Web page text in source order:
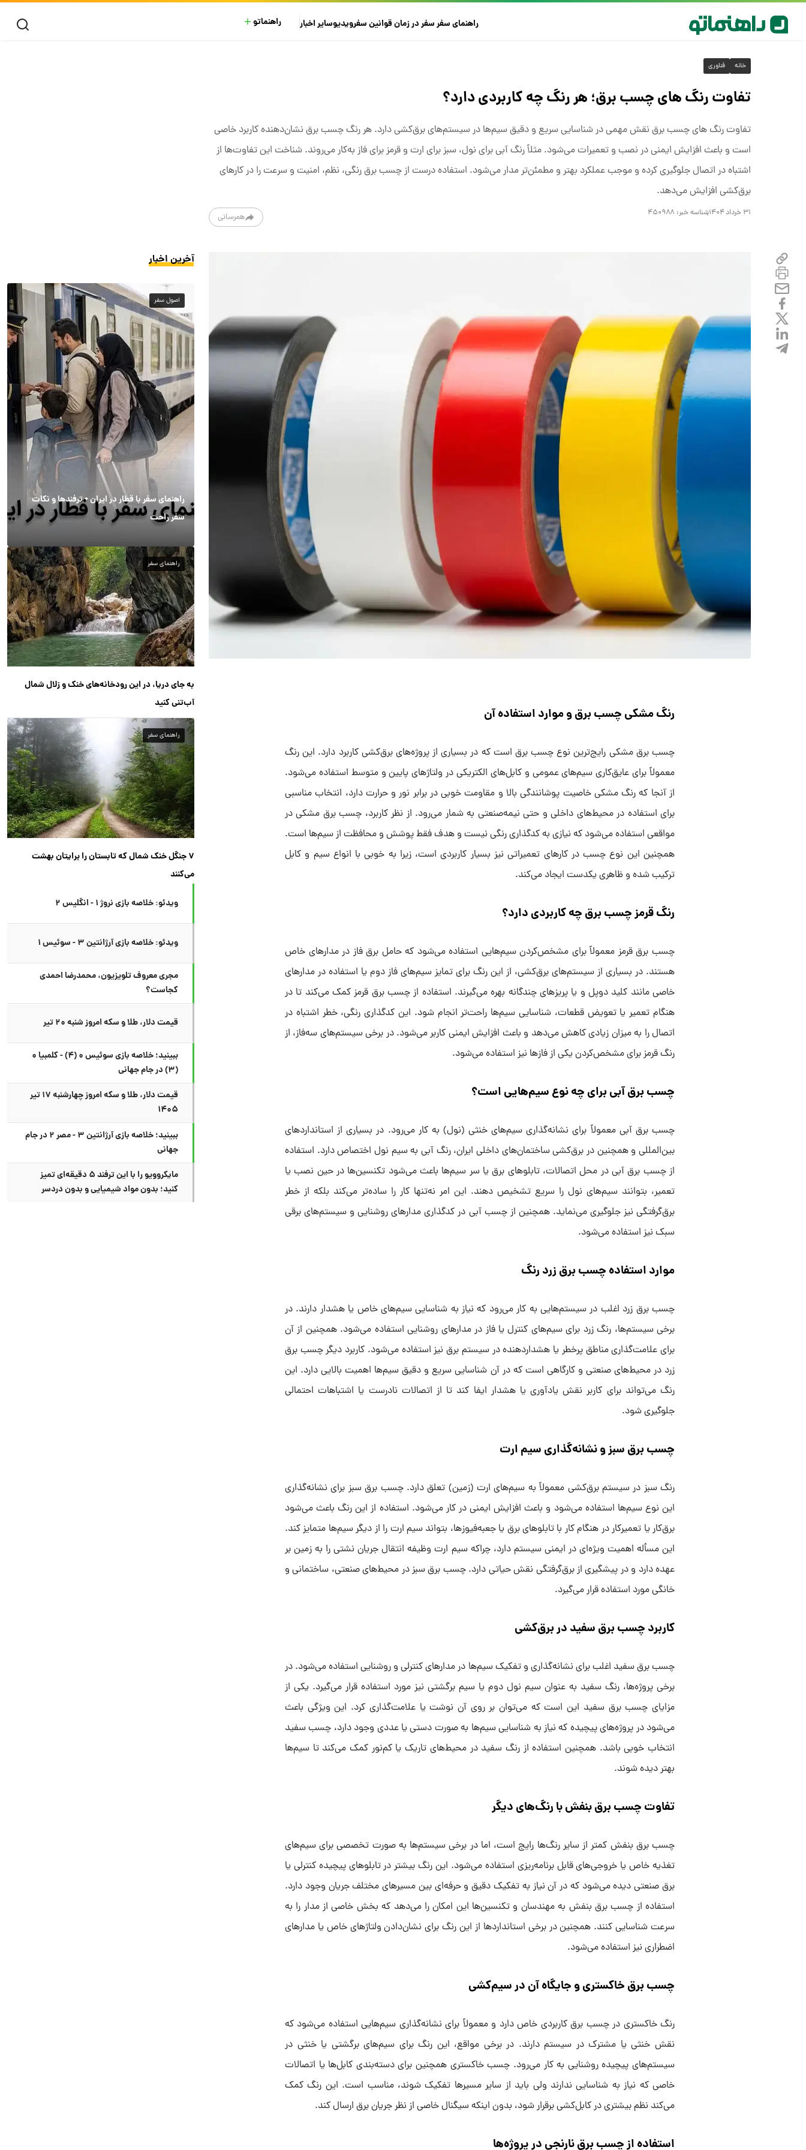
راهنمای سفرسفر در زمانقوانین سفرویدیوسایراخبار راهنماتو
خانه فناوری
تفاوت رنگ های چسب برق؛ هر رنگ چه کاربردی دارد؟
تفاوت رنگ های چسب برق نقش مهمی در شناسایی سریع و دقیق سیم‌ها در سیستم‌های برق‌کشی دارد. هر رنگ چسب برق نشان‌دهنده کاربرد خاصی
است و باعث افزایش ایمنی در نصب و تعمیرات می‌شود. مثلاً رنگ آبی برای نول، سبز برای ارت و قرمز برای فاز به‌کار می‌روند. شناخت این تفاوت‌ها از
اشتباه در اتصال جلوگیری کرده و موجب عملکرد بهتر و مطمئن‌تر مدار می‌شود. استفاده درست از چسب برق رنگی، نظم، امنیت و سرعت را در کارهای
برق‌کشی افزایش می‌دهد.
۳۱ خرداد ۱۴۰۴ شناسه خبر: ۴۵۰۹۸۸ همرسانی
رنگ مشکی چسب برق و موارد استفاده آن
چسب برق مشکی رایج‌ترین نوع چسب برق است که در بسیاری از پروژه‌های برق‌کشی کاربرد دارد. این رنگ
معمولاً برای عایق‌کاری سیم‌های عمومی و کابل‌های الکتریکی در ولتاژهای پایین و متوسط استفاده می‌شود.
از آنجا که رنگ مشکی خاصیت پوشانندگی بالا و مقاومت خوبی در برابر نور و حرارت دارد، انتخاب مناسبی
برای استفاده در محیط‌های داخلی و حتی نیمه‌صنعتی به شمار می‌رود. از نظر کاربرد، چسب برق مشکی در
مواقعی استفاده می‌شود که نیازی به کدگذاری رنگی نیست و هدف فقط پوشش و محافظت از سیم‌ها است.
همچنین این نوع چسب در کارهای تعمیراتی نیز بسیار کاربردی است، زیرا به خوبی با انواع سیم و کابل
ترکیب شده و ظاهری یکدست ایجاد می‌کند.
رنگ قرمز چسب برق چه کاربردی دارد؟
چسب برق قرمز معمولاً برای مشخص‌کردن سیم‌هایی استفاده می‌شود که حامل برق فاز در مدارهای خاص
هستند. در بسیاری از سیستم‌های برق‌کشی، از این رنگ برای تمایز سیم‌های فاز دوم یا استفاده در مدارهای
خاصی مانند کلید دوپل و یا پریزهای چندگانه بهره می‌گیرند. استفاده از چسب برق قرمز کمک می‌کند تا در
هنگام تعمیر یا تعویض قطعات، شناسایی سیم‌ها راحت‌تر انجام شود. این کدگذاری رنگی، خطر اشتباه در
اتصال را به میزان زیادی کاهش می‌دهد و باعث افزایش ایمنی کاربر می‌شود. در برخی سیستم‌های سه‌فاز، از
رنگ قرمز برای مشخص‌کردن یکی از فازها نیز استفاده می‌شود.
چسب برق آبی برای چه نوع سیم‌هایی است؟
چسب برق آبی معمولاً برای نشانه‌گذاری سیم‌های خنثی (نول) به کار می‌رود. در بسیاری از استانداردهای
بین‌المللی و همچنین در برق‌کشی ساختمان‌های داخلی ایران، رنگ آبی به سیم نول اختصاص دارد. استفاده
از چسب برق آبی در محل اتصالات، تابلوهای برق یا سر سیم‌ها باعث می‌شود تکنسین‌ها در حین نصب یا
تعمیر، بتوانند سیم‌های نول را سریع تشخیص دهند. این امر نه‌تنها کار را ساده‌تر می‌کند بلکه از خطر
برق‌گرفتگی نیز جلوگیری می‌نماید. همچنین از چسب آبی در کدگذاری مدارهای روشنایی و سیستم‌های برقی
سبک نیز استفاده می‌شود.
موارد استفاده چسب برق زرد رنگ
چسب برق زرد اغلب در سیستم‌هایی به کار می‌رود که نیاز به شناسایی سیم‌های خاص یا هشدار دارند. در
برخی سیستم‌ها، رنگ زرد برای سیم‌های کنترل یا فاز در مدارهای روشنایی استفاده می‌شود. همچنین از آن
برای علامت‌گذاری مناطق پرخطر یا هشدار‌دهنده در سیستم برق نیز استفاده می‌شود. کاربرد دیگر چسب برق
زرد در محیط‌های صنعتی و کارگاهی است که در آن شناسایی سریع و دقیق سیم‌ها اهمیت بالایی دارد. این
رنگ می‌تواند برای کاربر نقش یادآوری یا هشدار ایفا کند تا از اتصالات نادرست یا اشتباهات احتمالی
جلوگیری شود.
چسب برق سبز و نشانه‌گذاری سیم ارت
رنگ سبز در سیستم برق‌کشی معمولاً به سیم‌های ارت (زمین) تعلق دارد. چسب برق سبز برای نشانه‌گذاری
این نوع سیم‌ها استفاده می‌شود و باعث افزایش ایمنی در کار می‌شود. استفاده از این رنگ باعث می‌شود
برق‌کار یا تعمیرکار در هنگام کار با تابلوهای برق یا جعبه‌فیوزها، بتواند سیم ارت را از دیگر سیم‌ها متمایز کند.
این مسأله اهمیت ویژه‌ای در ایمنی سیستم دارد، چراکه سیم ارت وظیفه انتقال جریان نشتی را به زمین بر
عهده دارد و در پیشگیری از برق‌گرفتگی نقش حیاتی دارد. چسب برق سبز در محیط‌های صنعتی، ساختمانی و
خانگی مورد استفاده قرار می‌گیرد.
کاربرد چسب برق سفید در برق‌کشی
چسب برق سفید اغلب برای نشانه‌گذاری و تفکیک سیم‌ها در مدارهای کنترلی و روشنایی استفاده می‌شود. در
برخی پروژه‌ها، رنگ سفید به عنوان سیم نول دوم یا سیم برگشتی نیز مورد استفاده قرار می‌گیرد. یکی از
مزایای چسب برق سفید این است که می‌توان بر روی آن نوشت یا علامت‌گذاری کرد. این ویژگی باعث
می‌شود در پروژه‌های پیچیده که نیاز به شناسایی سیم‌ها به صورت دستی یا عددی وجود دارد، چسب سفید
انتخاب خوبی باشد. همچنین استفاده از رنگ سفید در محیط‌های تاریک یا کم‌نور کمک می‌کند تا سیم‌ها
بهتر دیده شوند.
تفاوت چسب برق بنفش با رنگ‌های دیگر
چسب برق بنفش کمتر از سایر رنگ‌ها رایج است، اما در برخی سیستم‌ها به صورت تخصصی برای سیم‌های
تغذیه خاص یا خروجی‌های قابل برنامه‌ریزی استفاده می‌شود. این رنگ بیشتر در تابلوهای پیچیده کنترلی یا
برق صنعتی دیده می‌شود که در آن نیاز به تفکیک دقیق و حرفه‌ای بین مسیرهای مختلف جریان وجود دارد.
استفاده از چسب برق بنفش به مهندسان و تکنسین‌ها این امکان را می‌دهد که بخش خاصی از مدار را به
سرعت شناسایی کنند. همچنین در برخی استانداردها از این رنگ برای نشان‌دادن ولتاژهای خاص یا مدارهای
اضطراری نیز استفاده می‌شود.
چسب برق خاکستری و جایگاه آن در سیم‌کشی
رنگ خاکستری در چسب برق کاربردی خاص دارد و معمولاً برای نشانه‌گذاری سیم‌هایی استفاده می‌شود که
نقش خنثی یا مشترک در سیستم دارند. در برخی مواقع، این رنگ برای سیم‌های برگشتی یا خنثی در
سیستم‌های پیچیده روشنایی به کار می‌رود. چسب خاکستری همچنین برای دسته‌بندی کابل‌ها یا اتصالات
خاصی که نیاز به شناسایی ندارند ولی باید از سایر مسیرها تفکیک شوند، مناسب است. این رنگ کمک
می‌کند نظم بیشتری در کابل‌کشی برقرار شود، بدون اینکه سیگنال خاصی از نظر جریان برق ارسال کند.
استفاده از چسب برق نارنجی در پروژه‌ها
آخرین اخبار
اصول سفر
راهنمای سفر با قطار در ایران + ترفندها و نکات
سفر راحت
راهنمای سفر
به جای دریا، در این رودخانه‌های خنک و زلال شمال
آب‌تنی کنید
راهنمای سفر
۷ جنگل خنک شمال که تابستان را برایتان بهشت
می‌کنند
ویدئو: خلاصه بازی نروژ ۱ - انگلیس ۲
ویدئو: خلاصه بازی آرژانتین ۳ - سوئیس ۱
مجری معروف تلویزیون، محمدرضا احمدی
کجاست؟
قیمت دلار، طلا و سکه امروز شنبه ۲۰ تیر
ببینید؛ خلاصه بازی سوئیس ۰ (۴) - کلمبیا ۰
(۳) در جام جهانی
قیمت دلار، طلا و سکه امروز چهارشنبه ۱۷ تیر
۱۴۰۵
ببینید؛ خلاصه بازی آرژانتین ۳ - مصر ۲ در جام
جهانی
مایکروویو را با این ترفند ۵ دقیقه‌ای تمیز
کنید؛ بدون مواد شیمیایی و بدون دردسر